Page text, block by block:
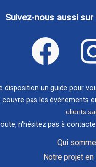
Suivez-nous aussi
un guide pour
pas les
n'hésitez pas à
Qui
Notre projet